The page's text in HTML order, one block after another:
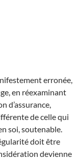
erronée,
en réexaminant
d’assurance,
de celle qui
soi, soutenable.
doit être
devienne